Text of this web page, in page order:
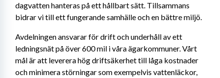
dagvatten hanteras på ett hållbart sätt. Tillsammans
bidrar vi till ett fungerande samhälle och en bättre miljö.
Avdelningen ansvarar för drift och underhåll av ett
ledningsnät på över 600 mil i våra ägarkommuner. Vårt
mål är att leverera hög driftsäkerhet till låga kostnader
och minimera störningar som exempelvis vattenläckor,